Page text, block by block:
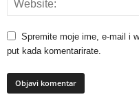
Spremite moje ime, e-mail i
put kada komentarirate.